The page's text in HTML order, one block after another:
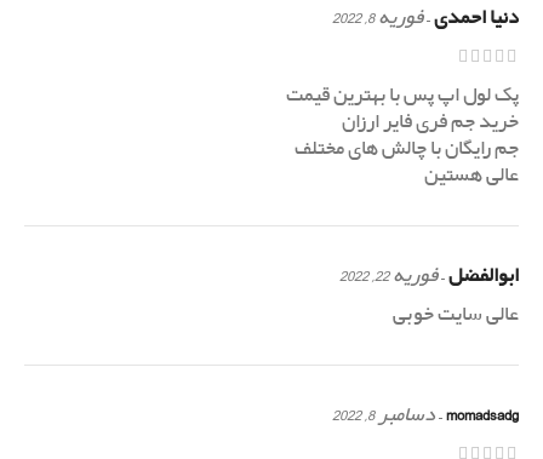
دنیا احمدی–فوریه 8, 2022
پک‌ لول اپ پس با بهترین قیمت
خرید جم فری فایر ارزان
جم رایگان با چالش های مختلف
عالی هستین
ابوالفضل–فوریه 22, 2022
عالی سایت خوبی
momadsadg
–دسامبر 8, 2022